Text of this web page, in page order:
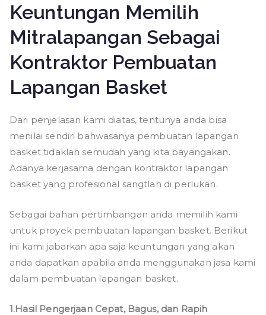
Keuntungan Memilih
Mitralapangan Sebagai
Kontraktor Pembuatan
Lapangan Basket
Dari penjelasan kami diatas, tentunya anda bisa
menilai sendiri bahwasanya pembuatan lapangan
basket tidaklah semudah yang kita bayangakan.
Adanya kerjasama dengan kontraktor lapangan
basket yang profesional sangtlah di perlukan.
Sebagai bahan pertimbangan anda memilih kami
untuk proyek pembuatan lapangan basket. Berikut
ini kami jabarkan apa saja keuntungan yang akan
anda dapatkan apabila anda menggunakan jasa kami
dalam pembuatan lapangan basket.
1.Hasil Pengerjaan Cepat, Bagus, dan Rapih